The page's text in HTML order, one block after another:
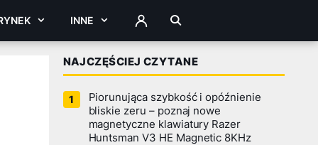
INNE ZALOGUJ
NAJCZĘŚCIEJ CZYTANE
Piorunująca szybkość i opóźnienie
bliskie zeru – poznaj nowe
magnetyczne klawiatury Razer
Huntsman V3 HE Magnetic 8KHz